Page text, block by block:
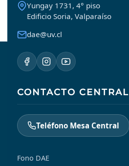
Yungay 1731, 4° piso
Edificio Soria, Valparaíso
dae@uv.cl
CONTACTO CENTRAL
Teléfono Mesa Central
Fono DAE